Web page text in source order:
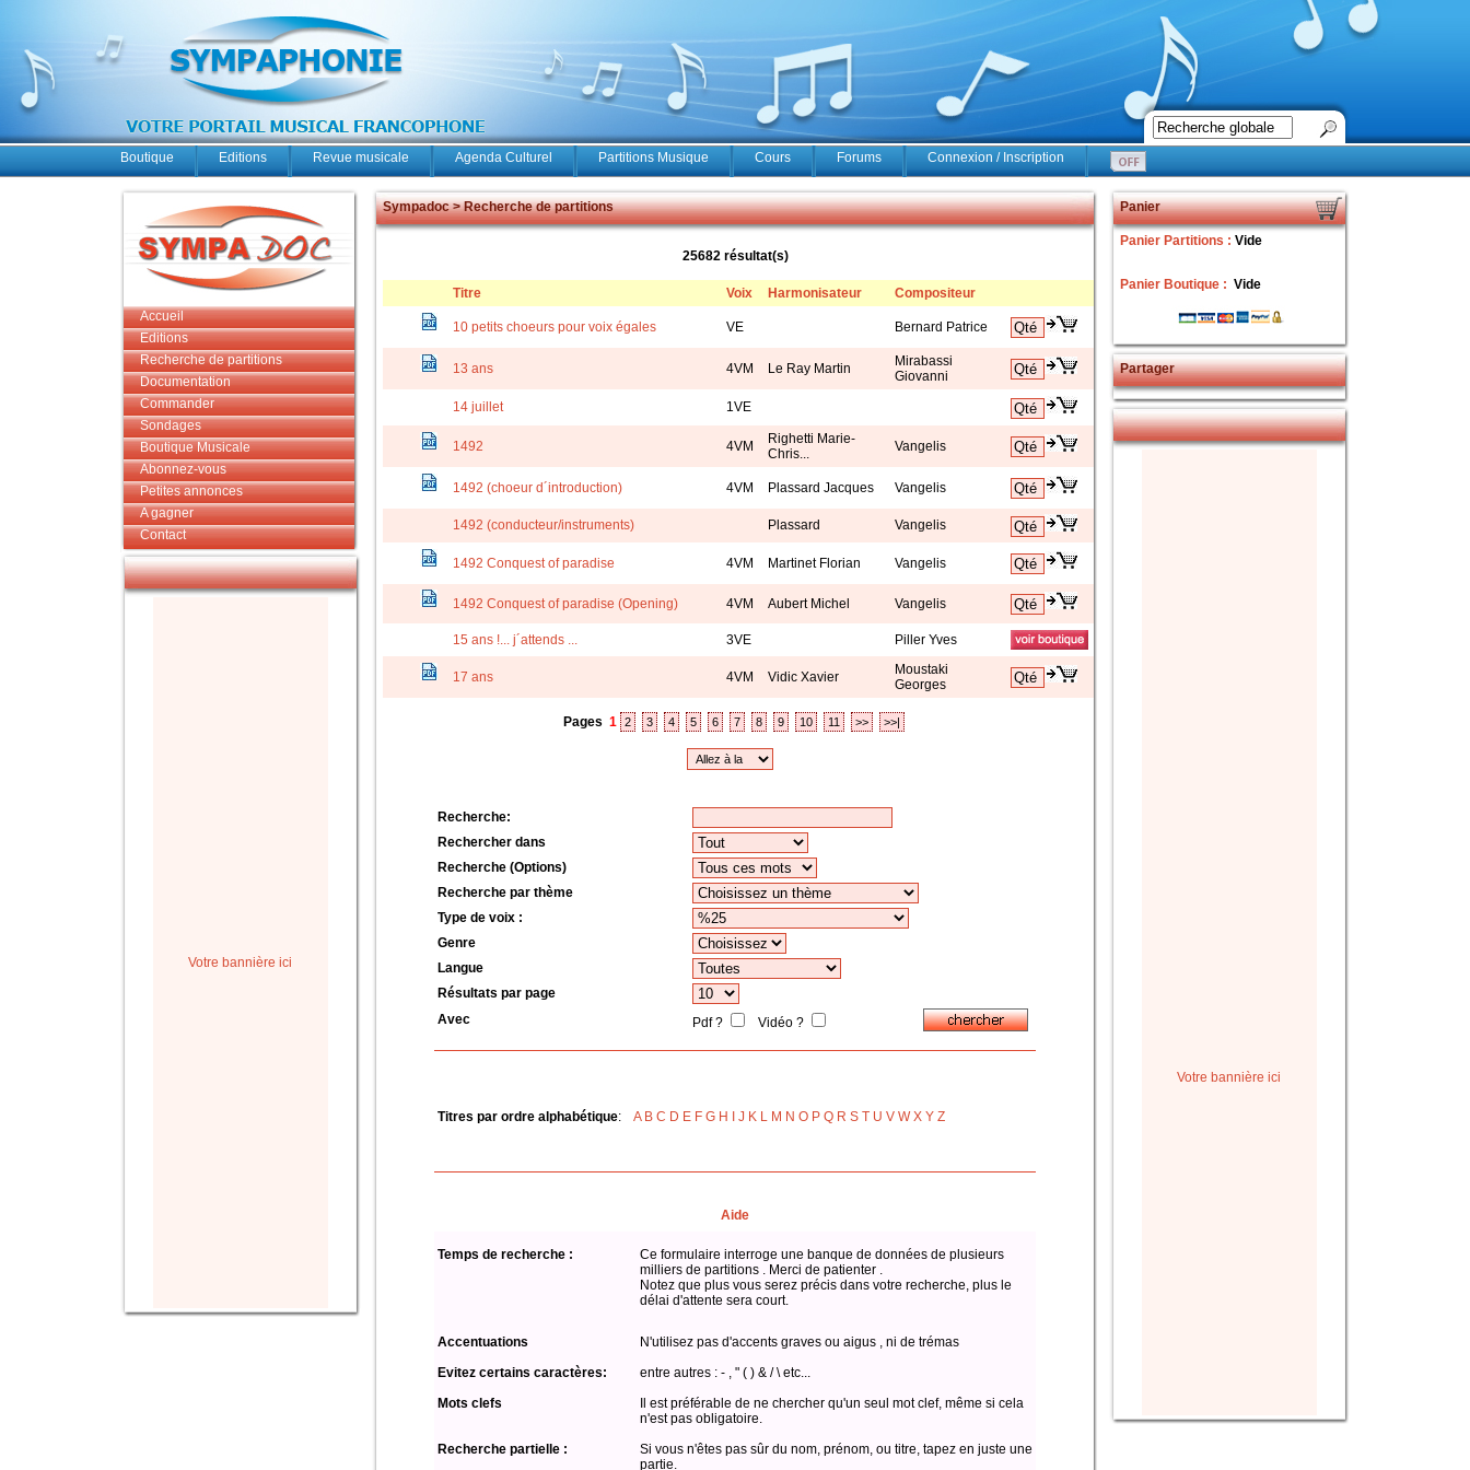
Boutique Editions Revue musicale Agenda Culturel Partitions Musique Cours Forums Connexion / Inscription
Accueil
Editions
Recherche de partitions
Documentation
Commander
Sondages
Boutique Musicale
Abonnez-vous
Petites annonces
A gagner
Contact
Votre bannière ici
Sympadoc > Recherche de partitions
25682 résultat(s)
Titre Voix Harmonisateur Compositeur
10 petits choeurs pour voix égales VE Bernard Patrice
13 ans 4VM Le Ray Martin
Mirabassi
Giovanni
14 juillet
1VE
1492 4VM
Righetti Marie-
Chris...
Vangelis
1492 (choeur d´introduction) 4VM Plassard Jacques Vangelis
1492 (conducteur/instruments) Plassard Vangelis
1492 Conquest of paradise 4VM Martinet Florian Vangelis
1492 Conquest of paradise (Opening) 4VM Aubert Michel Vangelis
15 ans !... j´attends ... 3VE Piller Yves
17 ans 4VM Vidic Xavier
Moustaki
Georges
Pages 1 2 3 4 5 6 7 8 9 10 11 >> >>|
Recherche:
Rechercher dans
Recherche (Options)
Recherche par thème
Type de voix :
Genre
Langue
Résultats par page
Avec
Pdf ? Vidéo ?
Titres par ordre alphabétique: A B C D E F G H J K L M N O P Q R S T U V W X Y Z
Aide
Temps de recherche :
Ce formulaire interroge une banque de données de plusieurs
milliers de partitions . Merci de patienter .
Notez que plus vous serez précis dans votre recherche, plus le
délai d'attente sera court.
Accentuations
N'utilisez pas d'accents graves ou aigus , ni de trémas
Evitez certains caractères:
entre autres : - , " ( ) & / \ etc...
Mots clefs
Il est préférable de ne chercher qu'un seul mot clef, même si cela
n'est pas obligatoire.
Recherche partielle :
Si vous n'êtes pas sûr du nom, prénom, ou titre, tapez en juste une
partie.
Panier
Panier Partitions : Vide
Panier Boutique : Vide
Partager
Votre bannière ici